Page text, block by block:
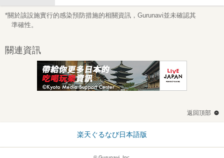
*關於該設施實行的感染預防措施的相關資訊，Gurunavi並未確認其
準確性。
關連資訊
返回頂部
楽天ぐるなび日本語版